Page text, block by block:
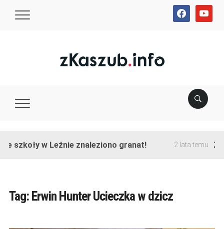
facebookyoutube
szkoły w Leźnie znaleziono granat! 2 lata temu
Tag: Erwin Hunter Ucieczka w dzicz